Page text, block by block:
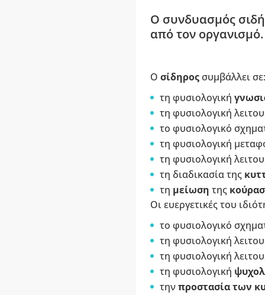
Ο συνδυασμός
από τον οργανισμό.
Ο σίδηροςσυμβάλλει σε:
τη φυσιολογική
τη φυσιολογική
το φυσιολογικό
τη φυσιολογική
τη φυσιολογική
τη διαδικασία της
τη μείωση της
Οι ευεργετικές του
το φυσιολογικό
τη φυσιολογική
τη φυσιολογική
τη φυσιολογική
τηνπροστασία των